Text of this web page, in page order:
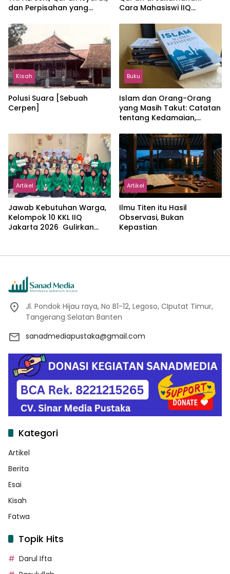
dan Perpisahan yang
Cara Mahasiswi IIQ
Jonggol
Kisah
Polusi Suara [Sebuah
Cerpen]
Buku
Islam dan Orang-Orang
yang Masih Takut: Catatan
tentang Kedamaian,
dalam Pemikiran Masykuri
Abdillah
Artikel
Jawab Kebutuhan Warga,
Kelompok 10 KKL IIQ
Jakarta 2026 Gulirkan
Artikel
Ilmu Titen itu Hasil
Observasi, Bukan
Kepastian
Jl. Pondok Hijau raya, No B1-12, Legoso, CIputat Timur,
Tangerang Selatan Banten
sanadmediapustaka@gmail.com
Kategori
Artikel
Berita
Esai
Kisah
Fatwa
Topik Hits
Darul Ifta